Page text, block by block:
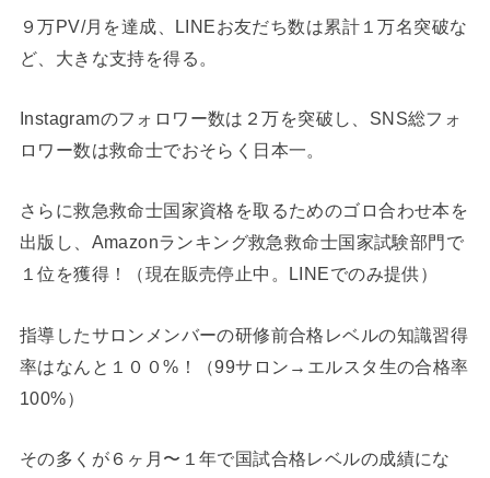
９万PV/月を達成、LINEお友だち数は累計１万名突破な
ど、大きな支持を得る。
Instagramのフォロワー数は２万を突破し、SNS総フォ
ロワー数は救命士でおそらく日本一。
さらに救急救命士国家資格を取るためのゴロ合わせ本を
出版し、Amazonランキング救急救命士国家試験部門で
１位を獲得！（現在販売停止中。LINEでのみ提供）
指導したサロンメンバーの研修前合格レベルの知識習得
率はなんと１００%！（99サロン→エルスタ生の合格率
100%）
その多くが６ヶ月〜１年で国試合格レベルの成績にな